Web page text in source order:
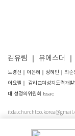
김유림 ｜ 유에스더
노경신｜이은혜｜정혜민｜최
이요엘｜ 감리교여성지도력개
대 성정의위원회 Issac